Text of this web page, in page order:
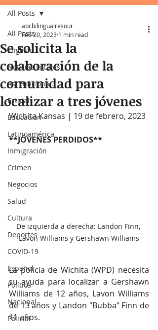
All Posts
English
Noticias Locales
Así Funciona...
Estatal
Educación
Latinoamérica
Inmigración
Crimen
Negocios
Salud
Cultura
Deportes
COVID-19
Español
Política
Nacional
Policial
All Posts
Se solicita la
colaboración de la
comunidad para
localizar a tres jóvenes
abcbilingualresour
Feb 20, 2023 1 min read
Wichita Kansas | 19 de febrero, 2023
**JÓVENES PERDIDOS**
De izquierda a derecha: Landon Finn,
Lavon Williams y Gershawn Williams
La policía de Wichita (WPD) necesita
su ayuda para localizar a Gershawn
Williams de 12 años, Lavon Williams
de 13 años y Landon "Bubba" Finn de
11 años.